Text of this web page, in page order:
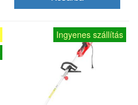
Ingyenes szállítás